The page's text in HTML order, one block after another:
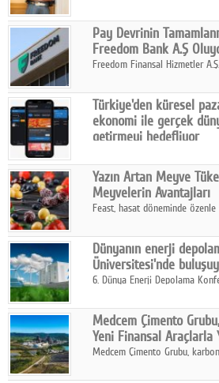
Pay Devrinin
Freedom Bank A.Ş
Freedom Finansal Hizmetler
Turkish Bank'ın ticaret
karar verildi.
Türkiye'den küresel
ekonomi ile gerçek
getirmeyi hedefliyor
ekonomi ile gerçek dünya
kurmayı hedefleyen vizyonuyla
Yazın Artan Meyve
Meyvelerin Avantajları
Feast, hasat döneminde
pratik, güvenilir ve lezzetli bir
Dünyanın enerji
Üniversitesi'nde
6. Dünya Enerji Depolama
sahipliğinde gerçekleştirilecek.
Medcem Çimento
Yeni Finansal Araçlarla
Medcem Çimento Grubu,